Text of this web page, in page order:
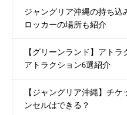
ジャングリア沖縄の持ち込
ロッカーの場所も紹介
【グリーンランド】アト
アトラクション6選紹介
【ジャングリア沖縄】チ
ンセルはできる？